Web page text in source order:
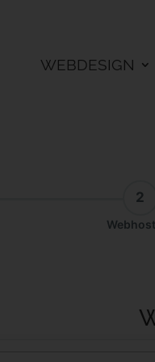
WEBDESIGN
2